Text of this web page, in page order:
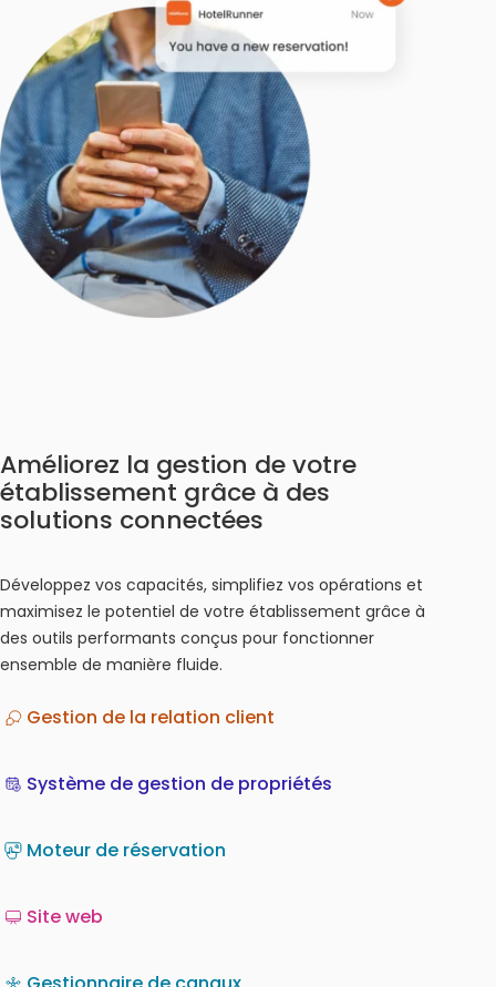
Améliorez la gestion de votre
établissement grâce à des
solutions connectées
Développez vos capacités, simplifiez vos opérations et
maximisez le potentiel de votre établissement grâce à
des outils performants conçus pour fonctionner
ensemble de manière fluide.
Gestion de la relation client
Système de gestion de propriétés
Moteur de réservation
Site web